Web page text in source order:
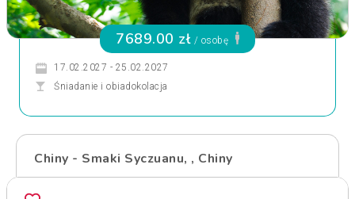
7689.00 zł / osobę
17.02.2027 - 25.02.2027
Śniadanie i obiadokolacja
Chiny - Smaki Syczuanu, , Chiny